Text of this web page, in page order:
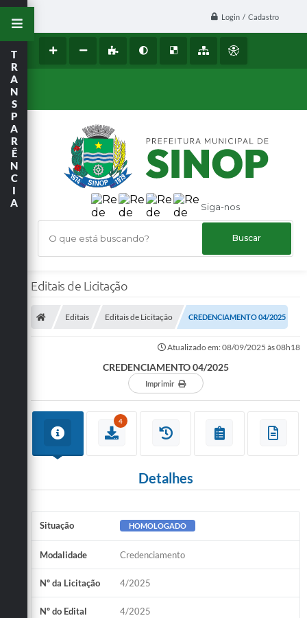
Login / Cadastro
Siga-nos
O que está buscando?
T
R
A
N
S
P
A
R
Ê
N
C
I
A
Editais de Licitação
Editais Editais de Licitação CREDENCIAMENTO 04/2025
Atualizado em: 08/09/2025 às 08h18
CREDENCIAMENTO 04/2025
Imprimir
4
Detalhes
Situação HOMOLOGADO
Modalidade Credenciamento
Nº da Licitação 4/2025
Nº do Edital 4/2025